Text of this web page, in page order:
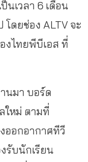
นเวลา 6 เดือน
โดยช่อง ALTV จะ
งไทยพีบีเอส ที่
นมา บอร์ด
ใหม่ ตามที่
ออกอากาศทีวี
รับนักเรียน